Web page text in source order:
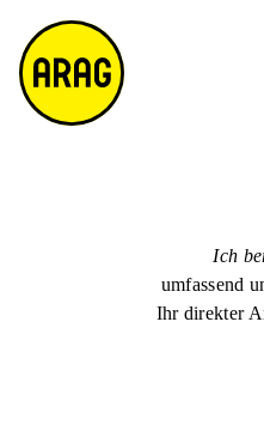
m
a
p
Ich
umfassend
Ihr direkter